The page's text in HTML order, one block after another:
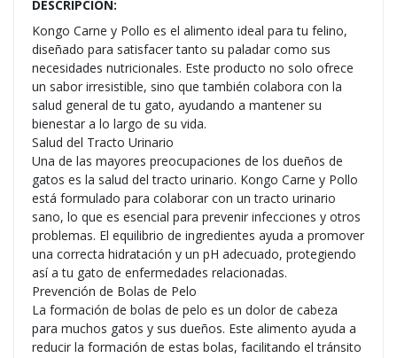
DESCRIPCIÓN:
Kongo Carne y Pollo es el alimento ideal para tu felino,
diseñado para satisfacer tanto su paladar como sus
necesidades nutricionales. Este producto no solo ofrece
un sabor irresistible, sino que también colabora con la
salud general de tu gato, ayudando a mantener su
bienestar a lo largo de su vida.
Salud del Tracto Urinario
Una de las mayores preocupaciones de los dueños de
gatos es la salud del tracto urinario. Kongo Carne y Pollo
está formulado para colaborar con un tracto urinario
sano, lo que es esencial para prevenir infecciones y otros
problemas. El equilibrio de ingredientes ayuda a promover
una correcta hidratación y un pH adecuado, protegiendo
así a tu gato de enfermedades relacionadas.
Prevención de Bolas de Pelo
La formación de bolas de pelo es un dolor de cabeza
para muchos gatos y sus dueños. Este alimento ayuda a
reducir la formación de estas bolas, facilitando el tránsito